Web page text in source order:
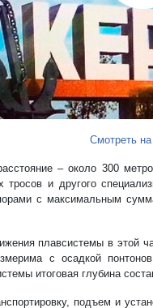
Смотреть
– около 300
тросов и другого
с максимальным
плавсистемы в этой
с осадкой
итоговая глубина
подъем и